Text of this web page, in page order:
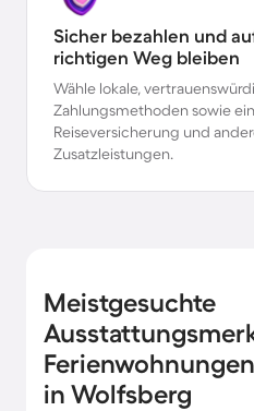
Sicher bezahlen und
richtigen Weg bleiben
Wähle lokale,
Zahlungsmethoden sowie
Reiseversicherung und
Zusatzleistungen.
Meistgesuchte
in Wolfsberg